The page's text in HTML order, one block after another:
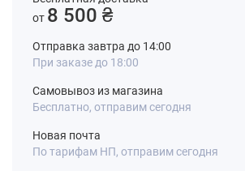
от 8 500 ₴
Отправка завтра до 14:00
При заказе до 18:00
Самовывоз из магазина
Бесплатно, отправим сегодня
Новая почта
По тарифам НП, отправим сегодня